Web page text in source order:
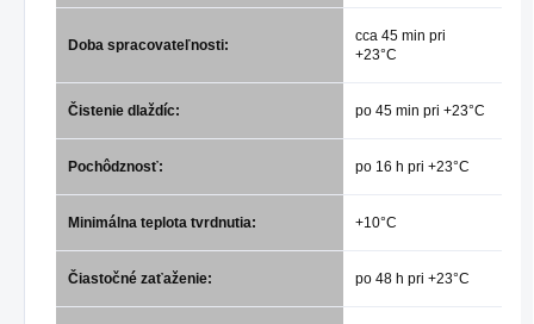
Doba spracovateľnosti:
cca 45 min pri
+23°C
Čistenie dlaždíc: po 45 min pri +23°C
Pochôdznosť: po 16 h pri +23°C
Minimálna teplota tvrdnutia: +10°C
Čiastočné zaťaženie: po 48 h pri +23°C